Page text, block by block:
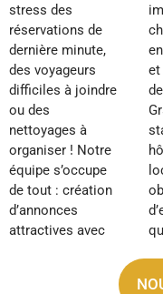
stress des
réservations de
dernière minute,
des voyageurs
difficiles à joindre
ou des
nettoyages à
organiser ! Notre
équipe s’occupe
de tout : création
d’annonces
attractives avec
impeccable entre
chaque séjour,
entretien du linge
et maintenance
de votre bien.
Grâce à nos
standards
hôteliers, vos
locations
obtiennent
d’excellents avis
qui boostent
optimisés et de
votre temps libre.
YourHostHelper
transforme votre
propriété en
véritable machine
à revenus, sans
que vous ayez à
lever le petit doigt